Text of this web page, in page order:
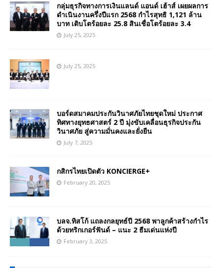
กลุ่มธุรกิจทางการเงินแลนด์ แอนด์ เฮ้าส์ เผยผลการ
ดำเนินงานครึ่งปีแรก 2568 กำไรสุทธิ 1,121 ล้าน
บาท เติบโตร้อยละ 25.8 สินเชื่อโตร้อยละ 3.4
July 25, 2025
July 25, 2025
บอร์ดสมาคมประกันวินาศภัยไทยชุดใหม่ ประกาศ
ทิศทางยุทธศาสตร์ 2 ปี มุ่งขับเคลื่อนธุรกิจประกัน
วินาศภัย สู่ความมั่นคงและยั่งยืน
July 7, 2025
กสิกรไทยเปิดตัว KONCIERGE+
February 20, 2025
บลจ.ทิสโก้ แถลงกลยุทธ์ปี 2568 พาลูกค้าสร้างกำไร
ด้วยทริกเกอร์ฟันด์ – แนะ 2 ธีมเด่นแห่งปี
February 3, 2025